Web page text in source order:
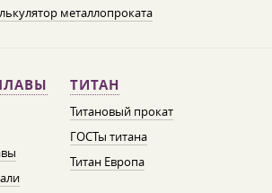
металлопроката
ТИТАН
Титановый прокат
ГОСТы титана
Титан Европа